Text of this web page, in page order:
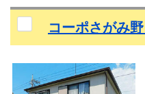
コーポさがみ野